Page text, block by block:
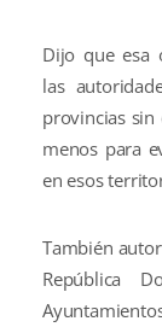
Dijo que esa
las
provincias sin
menos para
en esos
También
República